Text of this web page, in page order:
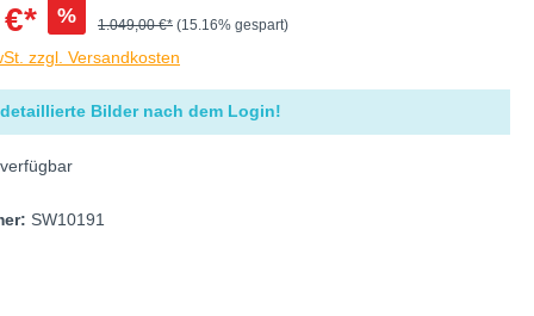
% 1.049,00 €* (15.16% gespart)
zzgl. Versandkosten
Bilder nach dem Login!
SW10191